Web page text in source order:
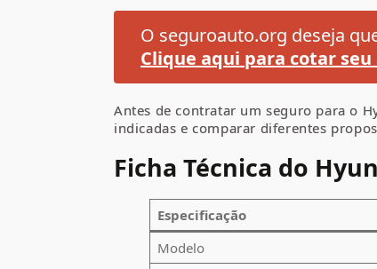
O seguroauto.org deseja
Clique aqui para cotar seu
Antes de contratar um seguro para o
indicadas e comparar diferentes
Ficha Técnica do
Especificação
Modelo